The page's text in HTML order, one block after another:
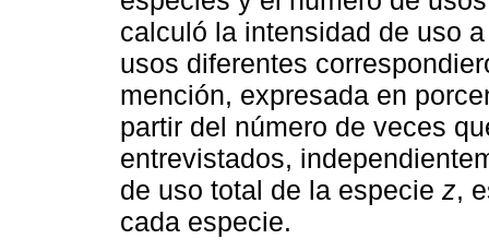
calculó la intensidad de uso
usos diferentes
mención, expresada en
partir del número de veces
entrevistados,
de uso total de la especie z,
cada especie.